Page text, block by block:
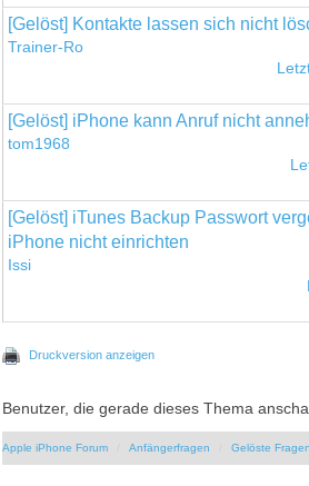
[Gelöst] Kontakte lassen sich nicht
Trainer-Ro
[Gelöst] iPhone kann Anruf nicht
tom1968
[Gelöst] iTunes Backup Passwort
iPhone nicht einrichten
Issi
Druckversion anzeigen
Benutzer, die gerade dieses Thema
Apple iPhone Forum Anfängerfragen Gelöste Fragen